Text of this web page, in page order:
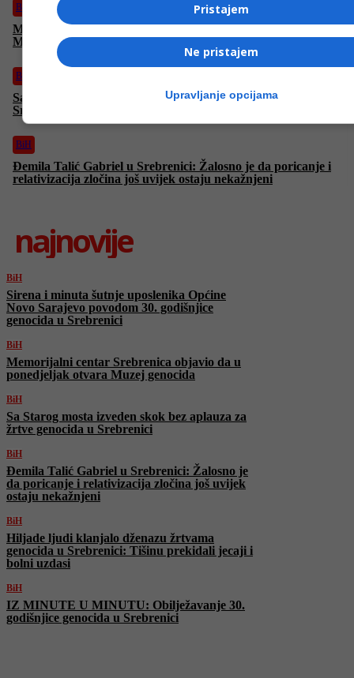
BiH
Memorijalni centar Srebrenica objavio da u ponedjeljak otvara
Muzej genocida
BiH
Sa Starog mosta izveden skok bez aplauza za žrtve genocida u
Srebrenici
BiH
Đemila Talić Gabriel u Srebrenici: Žalosno je da poricanje i
relativizacija zločina još uvijek ostaju nekažnjeni
najnovije
BiH
Sirena i minuta šutnje uposlenika Općine
Novo Sarajevo povodom 30. godišnjice
genocida u Srebrenici
BiH
Memorijalni centar Srebrenica objavio da u
ponedjeljak otvara Muzej genocida
BiH
Sa Starog mosta izveden skok bez aplauza za
žrtve genocida u Srebrenici
BiH
Đemila Talić Gabriel u Srebrenici: Žalosno je
da poricanje i relativizacija zločina još uvijek
ostaju nekažnjeni
BiH
Hiljade ljudi klanjalo dženazu žrtvama
genocida u Srebrenici: Tišinu prekidali jecaji i
bolni uzdasi
BiH
IZ MINUTE U MINUTU: Obilježavanje 30.
godišnjice genocida u Srebrenici
Pristajem
Ne pristajem
Upravljanje opcijama